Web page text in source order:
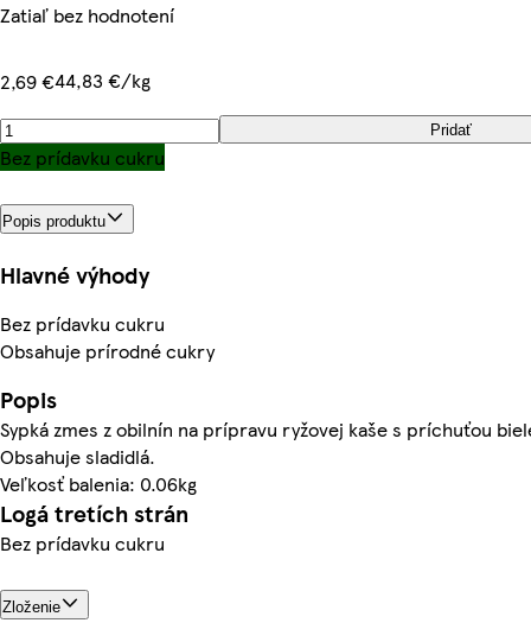
Zatiaľ bez hodnotení
2,69 €44,83 €/kg
Pridať
Bez prídavku cukru
Popis produktu
Hlavné výhody
Bez prídavku cukru
Obsahuje prírodné cukry
Popis
Sypká zmes z obilnín na prípravu ryžovej kaše s príchuťou
Obsahuje sladidlá.
Veľkosť balenia: 0.06kg
Logá tretích strán
Bez prídavku cukru
Zloženie